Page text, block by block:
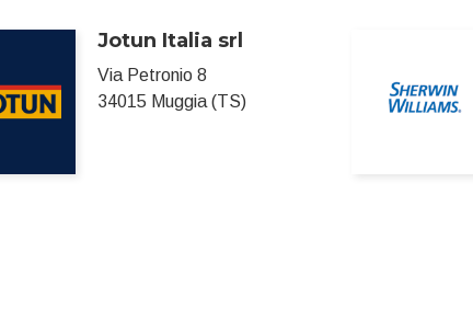
Jotun Italia srl
Via Petronio 8
34015 Muggia (TS)